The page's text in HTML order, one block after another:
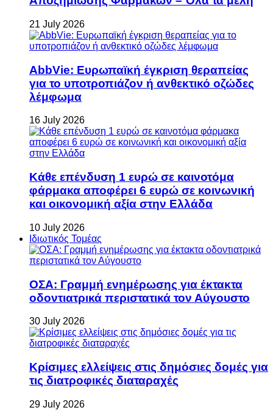
21 July 2026
AbbVie: Ευρωπαϊκή έγκριση θεραπείας
για το υποτροπιάζον ή ανθεκτικό οζώδες
λέμφωμα
16 July 2026
Κάθε επένδυση 1 ευρώ σε καινοτόμα
φάρμακα αποφέρει 6 ευρώ σε κοινωνική
και οικονομική αξία στην Ελλάδα
10 July 2026
Ιδιωτικός Τομέας
ΟΣΑ: Γραμμή ενημέρωσης για έκτακτα
οδοντιατρικά περιστατικά τον Αύγουστο
30 July 2026
Κρίσιμες ελλείψεις στις δημόσιες δομές για
τις διατροφικές διαταραχές
29 July 2026